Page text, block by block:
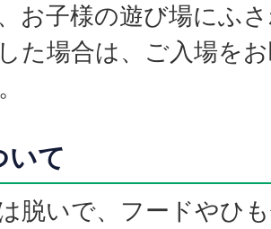
お子様の遊び場にふ
た場合は、ご入場を
いて
脱いで、フードやひ